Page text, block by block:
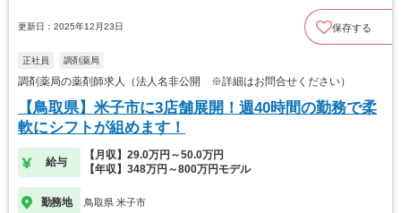
更新日：2025年12月23日 保存する
正社員 調剤薬局
調剤薬局の薬剤師求人（法人名非公開 ※詳細はお問合せください）
【鳥取県】米子市に3店舗展開！週40時間の勤務で柔
軟にシフトが組めます！
給与
【月収】29.0万円～50.0万円
【年収】348万円～800万円モデル
勤務地 鳥取県 米子市